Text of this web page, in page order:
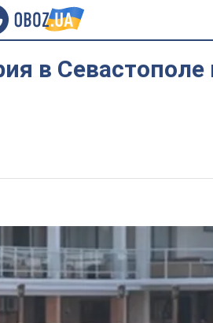
в Севастополе